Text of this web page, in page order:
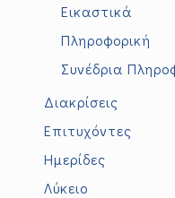
Εικαστικά
Πληροφορική
Συνέδρια
Διακρίσεις
Επιτυχόντες
Ημερίδες
Λύκειο